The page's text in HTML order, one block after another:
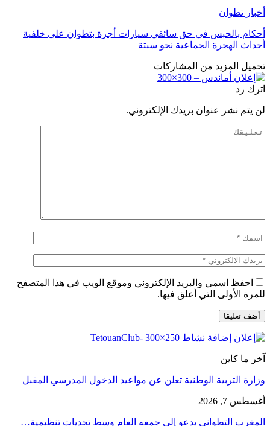
أخبار تطوان
أحكام بالحبس في حق سائقي سيارات أجرة بتطوان على خلفية
أحداث الهجرة الجماعية نحو سبتة
تحميل المزيد من المشاركات
اترك رد
لن يتم نشر عنوان بريدك الإلكتروني.
احفظ اسمي والبريد الإلكتروني وموقع الويب في هذا المتصفح
للمرة الأولى التي أعلق فيها.
آخر ما كاين
وزارة التربية الوطنية تعلن عن مواعيد الدخول المدرسي المقبل
أغسطس 7, 2026
المغرب التطواني يدعو إلى جمعه العام وسط تحديات تنظيمية…